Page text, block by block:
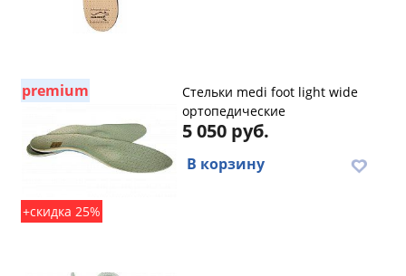
premium
+скидка 25%
Стельки medi foot light wide
ортопедические
5 050 руб.
В корзину